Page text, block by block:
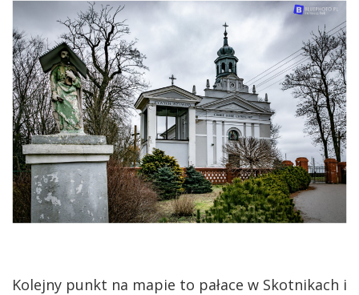
Kolejny punkt na mapie to pałace w Skotnikach i